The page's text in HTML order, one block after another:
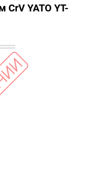
YATO YT-